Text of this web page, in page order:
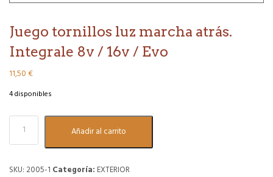
Juego tornillos luz marcha atrás.
Integrale 8v / 16v / Evo
11,50€
4 disponibles
Juego
tornillos
luz
atrás.
Añadir al carrito
SKU: 2005-1 Categoría: EXTERIOR